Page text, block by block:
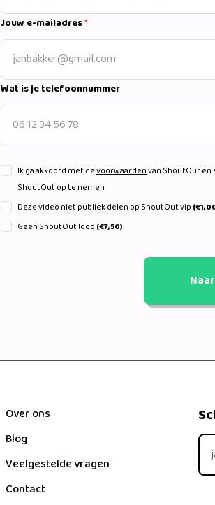
Jouw e-mailadres*
Wat is je telefoonnummer
Ik ga akkoord met devoorwaardenvan ShoutOut en
ShoutOut op te nemen.
Deze video niet publiek delen op ShoutOut.vip
Geen ShoutOut logo (€7,50)
Over ons
Blog
Veelgestelde vragen
Contact